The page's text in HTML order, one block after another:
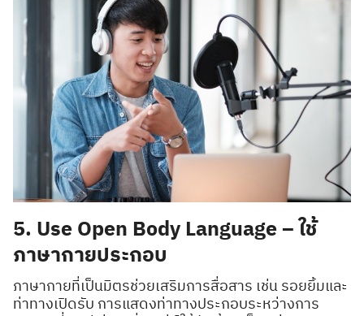
5. Use Open Body Language – ใช้
ภาษากายประกอบ
ภาษากายที่เป็นมิตรช่วยเสริมการสื่อสาร เช่น รอยยิ้มและ
ท่าทางเปิดรับ การแสดงท่าทางประกอบระหว่างการ